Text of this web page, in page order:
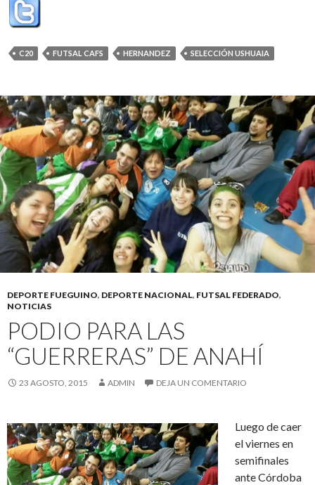
C20 FUTSAL CAFS HERNANDEZ SELECCIÓN USHUAIA
DEPORTE FUEGUINO, DEPORTE NACIONAL, FUTSAL FEDERADO,
NOTICIAS
PODIO PARA LAS
“GUERRERAS” DE ANAHÍ
23 AGOSTO, 2015 ADMIN DEJA UN COMENTARIO
Luego de caer
el viernes en
semifinales
ante Córdoba